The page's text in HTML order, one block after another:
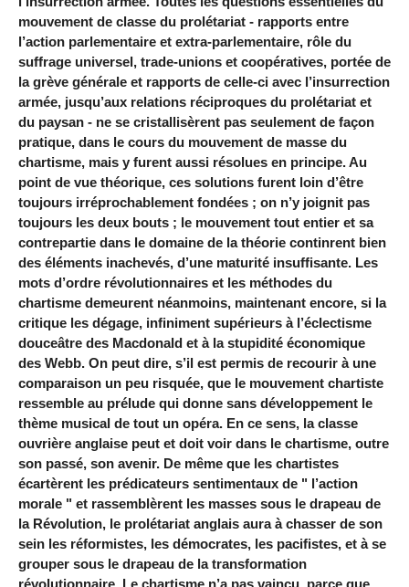
mouvement de classe du prolétariat - rapports entre
l’action parlementaire et extra-parlementaire, rôle du
suffrage universel, trade-unions et coopératives, portée de
la grève générale et rapports de celle-ci avec l’insurrection
armée, jusqu’aux relations réciproques du prolétariat et
du paysan - ne se cristallisèrent pas seulement de façon
pratique, dans le cours du mouvement de masse du
chartisme, mais y furent aussi résolues en principe. Au
point de vue théorique, ces solutions furent loin d’être
toujours irréprochablement fondées ; on n’y joignit pas
toujours les deux bouts ; le mouvement tout entier et sa
contrepartie dans le domaine de la théorie continrent bien
des éléments inachevés, d’une maturité insuffisante. Les
mots d’ordre révolutionnaires et les méthodes du
chartisme demeurent néanmoins, maintenant encore, si la
critique les dégage, infiniment supérieurs à l’éclectisme
douceâtre des Macdonald et à la stupidité économique
des Webb. On peut dire, s’il est permis de recourir à une
comparaison un peu risquée, que le mouvement chartiste
ressemble au prélude qui donne sans développement le
thème musical de tout un opéra. En ce sens, la classe
ouvrière anglaise peut et doit voir dans le chartisme, outre
son passé, son avenir. De même que les chartistes
écartèrent les prédicateurs sentimentaux de " l’action
morale " et rassemblèrent les masses sous le drapeau de
la Révolution, le prolétariat anglais aura à chasser de son
sein les réformistes, les démocrates, les pacifistes, et à se
grouper sous le drapeau de la transformation
révolutionnaire. Le chartisme n’a pas vaincu, parce que